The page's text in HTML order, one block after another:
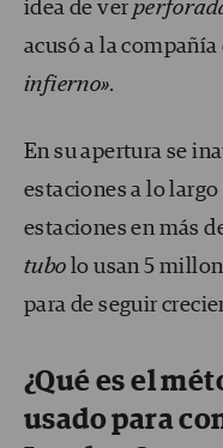
idea de ver
acusó a la
infierno».
En su apertura se
estaciones a lo
estaciones en más
tubo lo usan 5
para de seguir
¿Qué es el
usado para